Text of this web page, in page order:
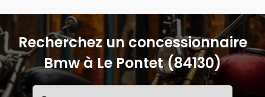
Recherchez un concessionnaire
Bmw à Le Pontet (84130)